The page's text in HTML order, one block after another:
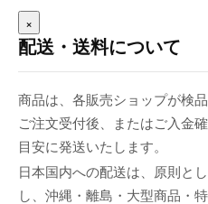
×
配送・送料について
商品は、各販売ショップが検
ご注文受付後、またはご入金
目安に発送いたします。
日本国内への配送は、原則と
し、沖縄・離島・大型商品・